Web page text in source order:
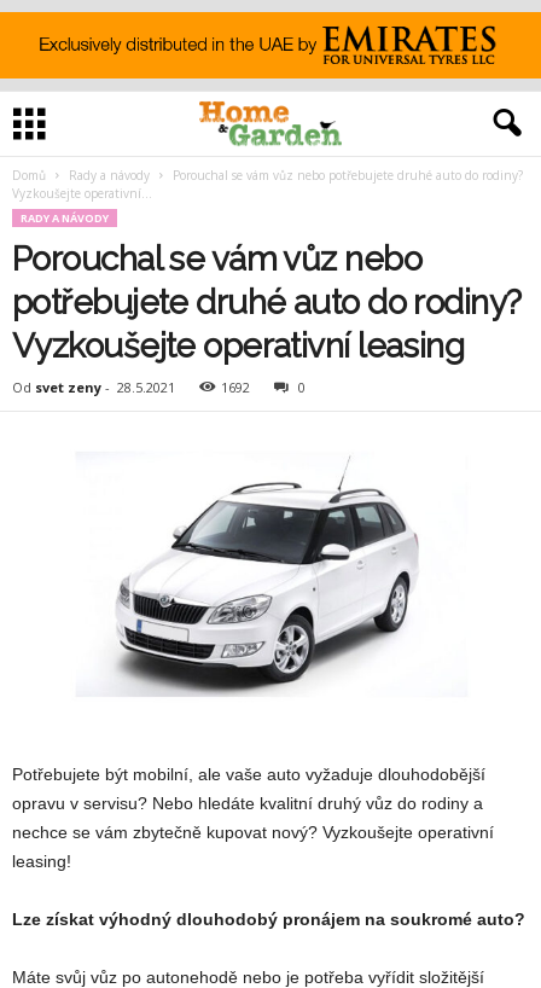
Domů Rady a návody
Porouchal se vám vůz nebo potřebujete druhé auto do rodiny?
Vyzkoušejte operativní...
RADY A NÁVODY
Porouchal se vám vůz nebo
potřebujete druhé auto do rodiny?
Vyzkoušejte operativní leasing
Od svet zeny - 28.5.2021 1692 0
Potřebujete být mobilní, ale vaše auto vyžaduje dlouhodobější
opravu v servisu? Nebo hledáte kvalitní druhý vůz do rodiny a
nechce se vám zbytečně kupovat nový? Vyzkoušejte operativní
leasing!
Lze získat výhodný dlouhodobý pronájem na soukromé auto?
Máte svůj vůz po autonehodě nebo je potřeba vyřídit složitější